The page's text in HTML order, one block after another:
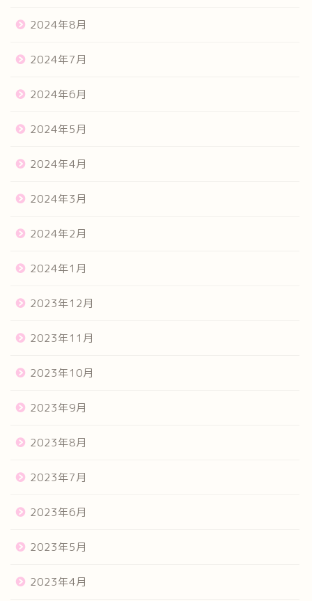
2024年8月
2024年7月
2024年6月
2024年5月
2024年4月
2024年3月
2024年2月
2024年1月
2023年12月
2023年11月
2023年10月
2023年9月
2023年8月
2023年7月
2023年6月
2023年5月
2023年4月